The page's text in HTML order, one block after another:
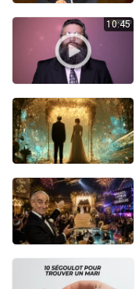
10:45